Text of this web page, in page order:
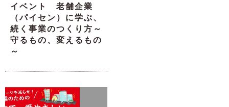
イベント 老舗企業
（パイセン）に学ぶ、
続く事業のつくり方～
守るもの、変えるもの
～